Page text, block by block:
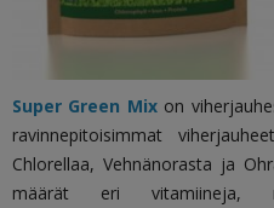
Super Green Mix on
ravinnepitoisimmat
Chlorellaa, Vehnänorasta ja
määrät eri vitamiineja,